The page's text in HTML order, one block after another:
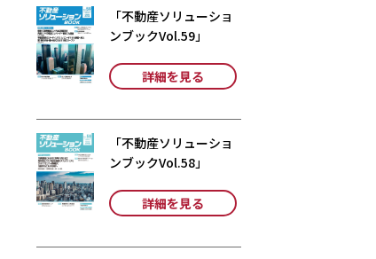
「不動産ソリューショ
ンブックVol.59」
詳細を見る
「不動産ソリューショ
ンブックVol.58」
詳細を見る